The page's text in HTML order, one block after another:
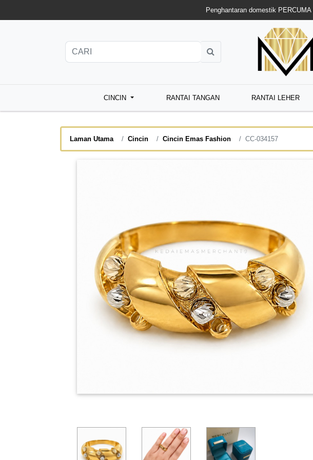
Penghantaran domestik
CINCIN RANTAI TANGAN RANTAI LEHER
Laman Utama Cincin Cincin Emas Fashion CC-034157